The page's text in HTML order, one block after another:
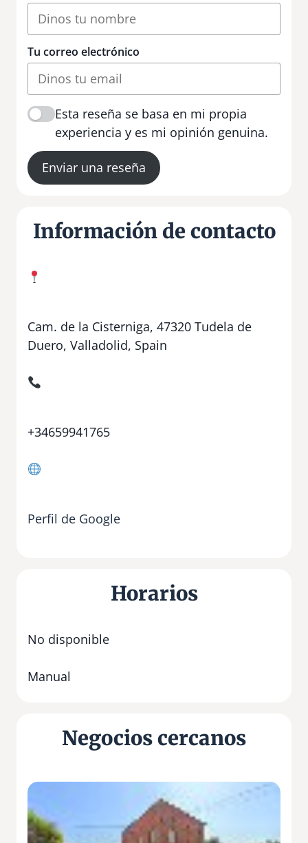
Tu correo electrónico
Esta reseña se basa en mi propia
experiencia y es mi opinión genuina.
Enviar una reseña
Información de contacto
Cam. de la Cisterniga, 47320 Tudela de
Duero, Valladolid, Spain
+34659941765
Perfil de Google
Horarios
No disponible
Manual
Negocios cercanos
B
o
d
e